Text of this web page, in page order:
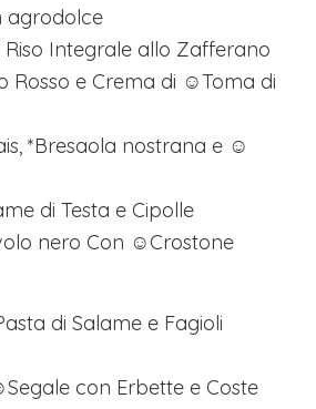
agrodolce
Integrale allo Zafferano
Rosso e Crema di ☺Toma di
*Bresaola nostrana e ☺
di Testa e Cipolle
nero Con ☺Crostone
di Salame e Fagioli
con Erbette e Coste